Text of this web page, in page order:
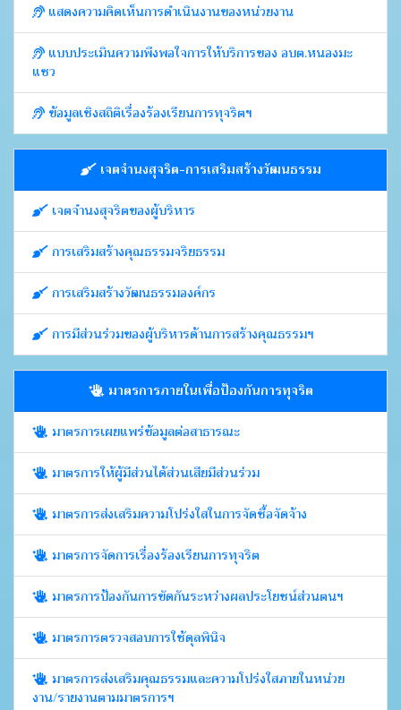
แสดงความคิดเห็นการดำเนินงานของหน่วยงาน
แบบประเมินความพึงพอใจการให้บริการของ อบต.หนองมะ
แซว
ข้อมูลเชิงสถิติเรื่องร้องเรียนการทุจริตฯ
เจตจำนงสุจริต-การเสริมสร้างวัฒนธรรม
เจตจำนงสุจริตของผู้บริหาร
การเสริมสร้างคุณธรรมจริยธรรม
การเสริมสร้างวัฒนธรรมองค์กร
การมีส่วนร่วมของผู้บริหารด้านการสร้างคุณธรรมฯ
มาตรการภายในเพื่อป้องกันการทุจริต
มาตรการเผยแพร่ข้อมูลต่อสาธารณะ
มาตรการให้ผู้มีส่วนได้ส่วนเสียมีส่วนร่วม
มาตรการส่งเสริมความโปร่งใสในการจัดซื้อจัดจ้าง
มาตรการจัดการเรื่องร้องเรียนการทุจริต
มาตรการป้องกันการขัดกันระหว่างผลประโยชน์ส่วนตนฯ
มาตรการตรวจสอบการใช้ดุลพินิจ
มาตรการส่งเสริมคุณธรรมและความโปร่งใสภายในหน่วย
งาน/รายงานตามมาตรการฯ